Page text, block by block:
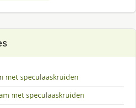
met speculaaskruiden
met speculaaskruiden